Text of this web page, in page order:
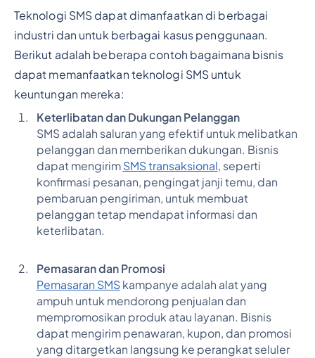
Teknologi SMS dapat dimanfaatkan di berbagai
industri dan untuk berbagai kasus penggunaan.
Berikut adalah beberapa contoh bagaimana bisnis
dapat memanfaatkan teknologi SMS untuk
keuntungan mereka:
Keterlibatan dan Dukungan Pelanggan
SMS adalah saluran yang efektif untuk melibatkan
pelanggan dan memberikan dukungan. Bisnis
dapat mengirim SMS transaksional, seperti
konfirmasi pesanan, pengingat janji temu, dan
pembaruan pengiriman, untuk membuat
pelanggan tetap mendapat informasi dan
keterlibatan.
Pemasaran dan Promosi
Pemasaran SMSkampanye adalah alat yang
ampuh untuk mendorong penjualan dan
mempromosikan produk atau layanan. Bisnis
dapat mengirim penawaran, kupon, dan promosi
yang ditargetkan langsung ke perangkat seluler